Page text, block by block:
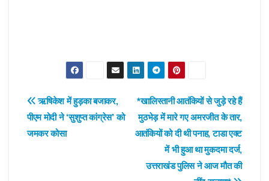
Post
navigation
*खालिस्तानी आतंकियों से जुड़े रहे हैं
मुठभेड़ में मारे गए अमरजीत के तार,
आतंकियों को दी थी पनाह, टाडा एक्ट
में भी हुआ था मुकदमा दर्ज,
उत्तराखंड पुलिस ने आज मौत की
ऋषिकेश में हुड़का बजाकर,
पीएम मोदी ने ‘सुशुप्त कांग्रेस’ को
जमकर कोसा